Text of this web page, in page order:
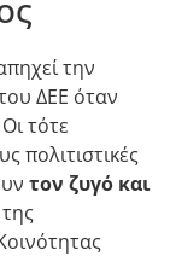
την
ΔΕΕ όταν
τότε
πολιτιστικές
τον ζυγό και
της